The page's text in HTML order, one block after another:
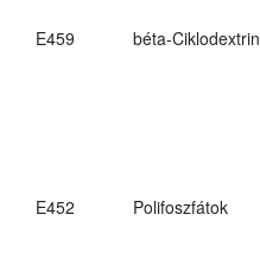
E459
béta-Ciklodextrin
E452 Polifoszfátok